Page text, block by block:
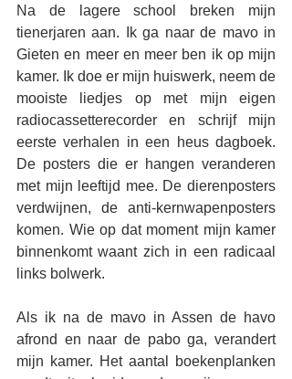
Na de lagere school breken mijn
tienerjaren aan. Ik ga naar de mavo in
Gieten en meer en meer ben ik op mijn
kamer. Ik doe er mijn huiswerk, neem de
mooiste liedjes op met mijn eigen
radiocassetterecorder en schrijf mijn
eerste verhalen in een heus dagboek.
De posters die er hangen veranderen
met mijn leeftijd mee. De dierenposters
verdwijnen, de anti-kernwapenposters
komen. Wie op dat moment mijn kamer
binnenkomt waant zich in een radicaal
links bolwerk.
Als ik na de mavo in Assen de havo
afrond en naar de pabo ga, verandert
mijn kamer. Het aantal boekenplanken